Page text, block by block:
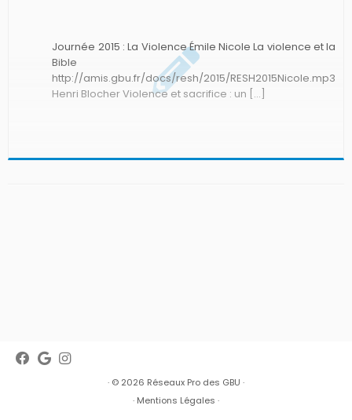
Journée 2015 : La Violence Émile Nicole La violence et la
Bible
http://amis.gbu.fr/docs/resh/2015/RESH2015Nicole.mp3
Henri Blocher Violence et sacrifice : un […]
· © 2026 Réseaux Pro des GBU ·
· Mentions Légales ·